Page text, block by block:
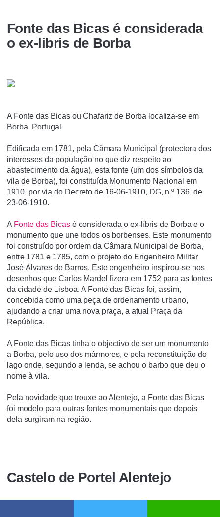
Fonte das Bicas é considerada
o ex-libris de Borba
A Fonte das Bicas ou Chafariz de Borba localiza-se em
Borba, Portugal
Edificada em 1781, pela Câmara Municipal (protectora dos
interesses da população no que diz respeito ao
abastecimento da água), esta fonte (um dos sí­mbolos da
vila de Borba), foi constituí­da Monumento Nacional em
1910, por via do Decreto de 16-06-1910, DG, n.º 136, de
23-06-1910.
A Fonte das Bicas é considerada o ex-líbris de Borba e o
monumento que une todos os borbenses. Este monumento
foi construído por ordem da Câmara Municipal de Borba,
entre 1781 e 1785, com o projeto do Engenheiro Militar
José Álvares de Barros. Este engenheiro inspirou-se nos
desenhos que Carlos Mardel fizera em 1752 para as fontes
da cidade de Lisboa. A Fonte das Bicas foi, assim,
concebida como uma peça de ordenamento urbano,
ajudando a criar uma nova praça, a atual Praça da
República.
A Fonte das Bicas tinha o objectivo de ser um monumento
a Borba, pelo uso dos mármores, e pela reconstituição do
lago onde, segundo a lenda, se achou o barbo que deu o
nome à vila.
Pela novidade que trouxe ao Alentejo, a Fonte das Bicas
foi modelo para outras fontes monumentais que depois
dela surgiram na região.
Castelo de Portel Alentejo